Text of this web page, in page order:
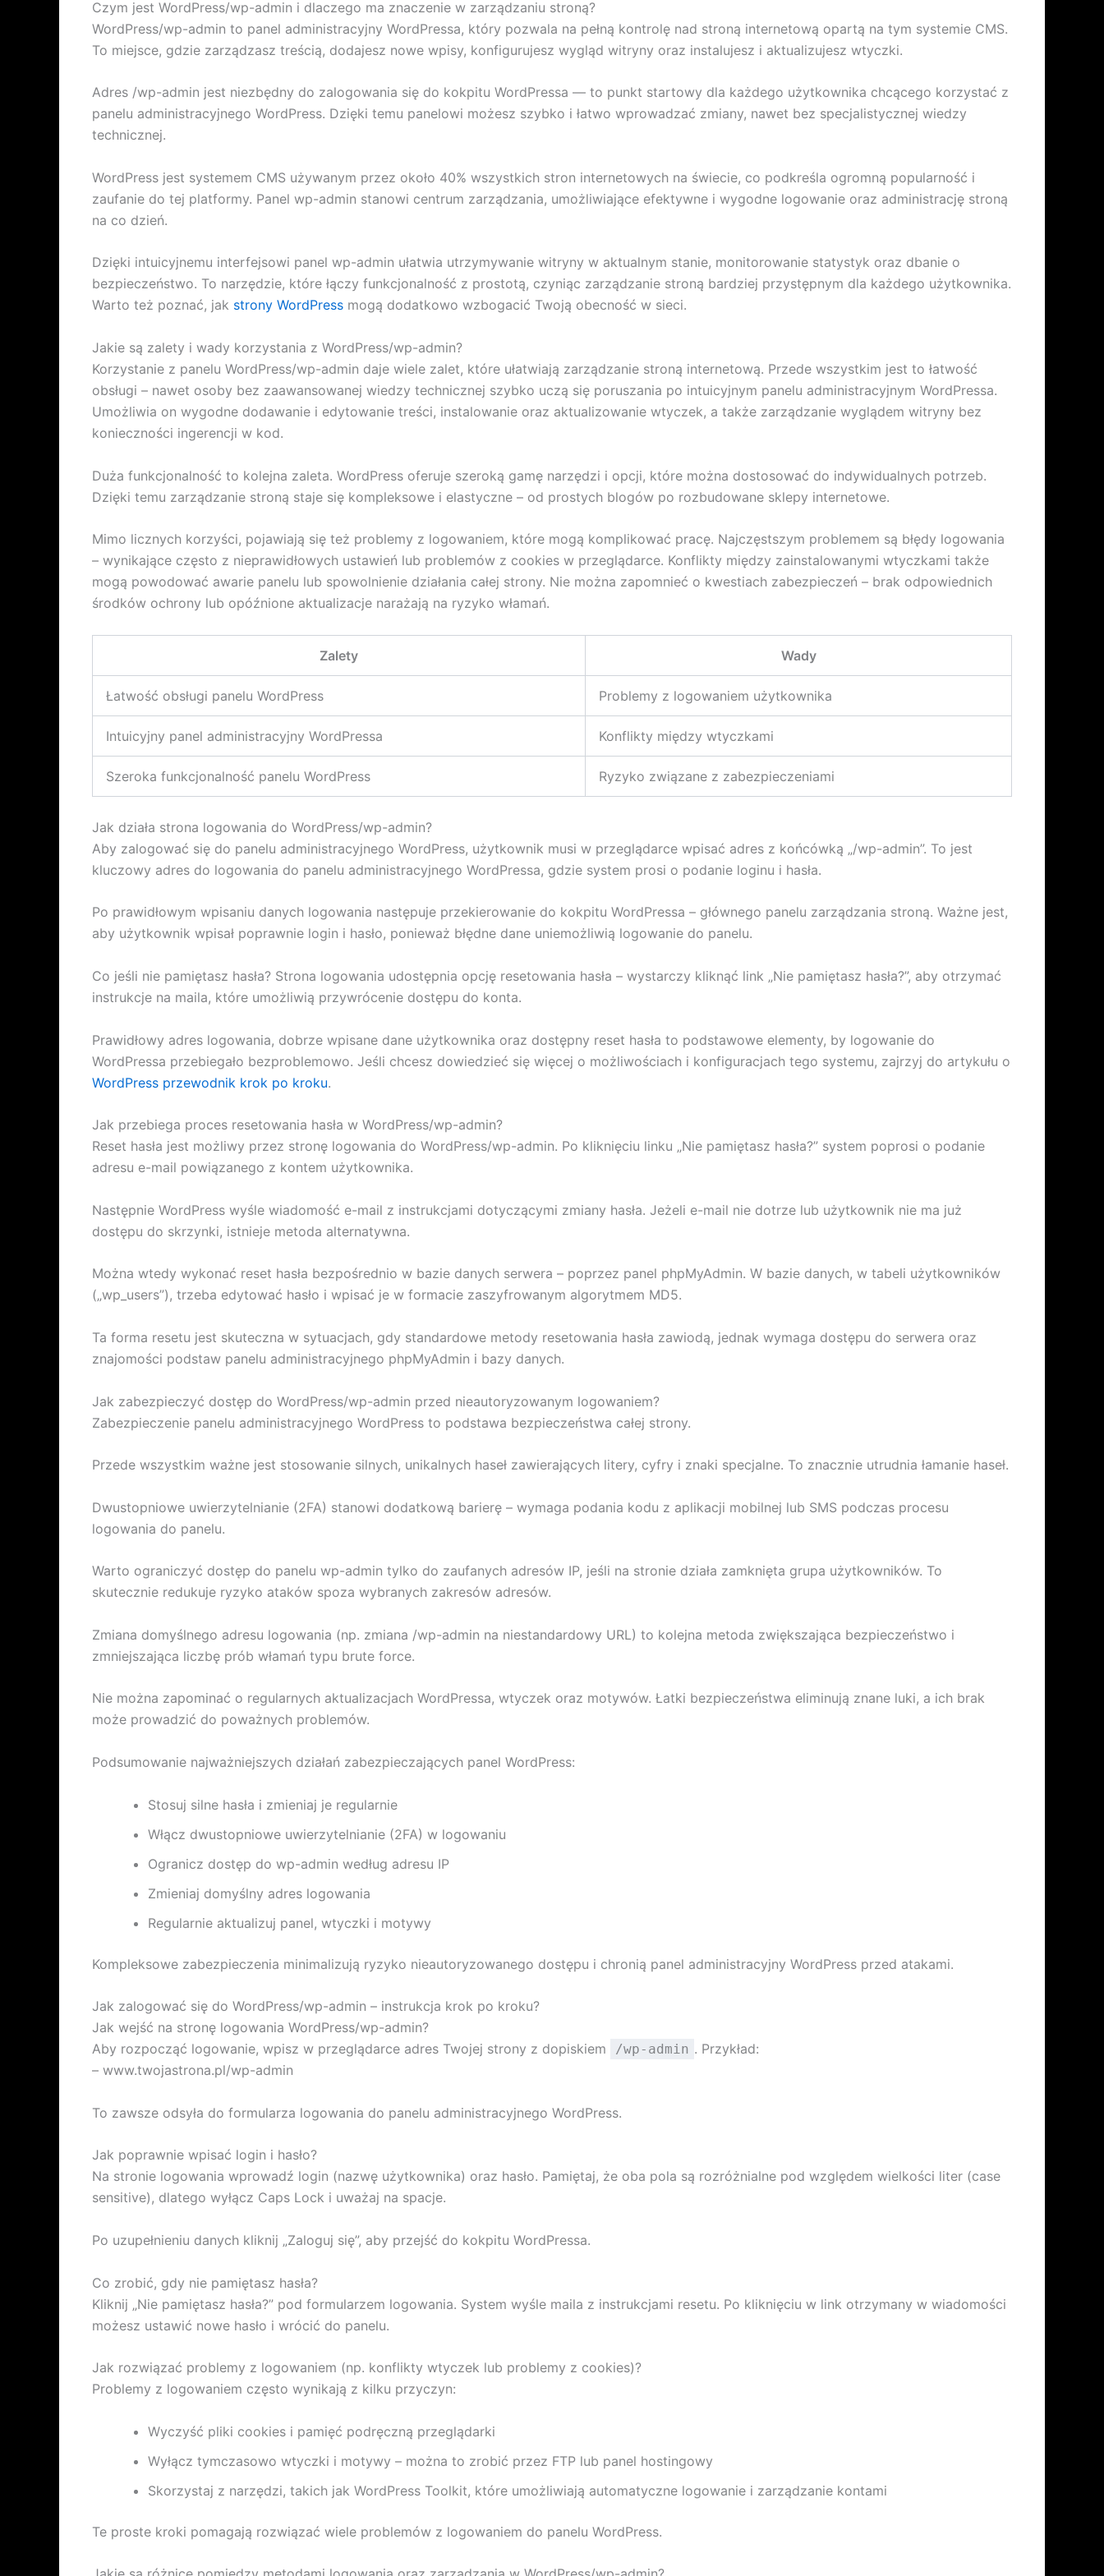
Czym jest WordPress/wp-admin i dlaczego ma znaczenie w zarządzaniu stroną?
WordPress/wp-admin to panel administracyjny WordPressa, który pozwala na pełną kontrolę nad stroną internetową opartą na tym systemie CMS.
To miejsce, gdzie zarządzasz treścią, dodajesz nowe wpisy, konfigurujesz wygląd witryny oraz instalujesz i aktualizujesz wtyczki.
Adres /wp-admin jest niezbędny do zalogowania się do kokpitu WordPressa — to punkt startowy dla każdego użytkownika chcącego korzystać z
panelu administracyjnego WordPress. Dzięki temu panelowi możesz szybko i łatwo wprowadzać zmiany, nawet bez specjalistycznej wiedzy
technicznej.
WordPress jest systemem CMS używanym przez około 40% wszystkich stron internetowych na świecie, co podkreśla ogromną popularność i
zaufanie do tej platformy. Panel wp-admin stanowi centrum zarządzania, umożliwiające efektywne i wygodne logowanie oraz administrację stroną
na co dzień.
Dzięki intuicyjnemu interfejsowi panel wp-admin ułatwia utrzymywanie witryny w aktualnym stanie, monitorowanie statystyk oraz dbanie o
bezpieczeństwo. To narzędzie, które łączy funkcjonalność z prostotą, czyniąc zarządzanie stroną bardziej przystępnym dla każdego użytkownika.
Warto też poznać, jak strony WordPress mogą dodatkowo wzbogacić Twoją obecność w sieci.
Jakie są zalety i wady korzystania z WordPress/wp-admin?
Korzystanie z panelu WordPress/wp-admin daje wiele zalet, które ułatwiają zarządzanie stroną internetową. Przede wszystkim jest to łatwość
obsługi – nawet osoby bez zaawansowanej wiedzy technicznej szybko uczą się poruszania po intuicyjnym panelu administracyjnym WordPressa.
Umożliwia on wygodne dodawanie i edytowanie treści, instalowanie oraz aktualizowanie wtyczek, a także zarządzanie wyglądem witryny bez
konieczności ingerencji w kod.
Duża funkcjonalność to kolejna zaleta. WordPress oferuje szeroką gamę narzędzi i opcji, które można dostosować do indywidualnych potrzeb.
Dzięki temu zarządzanie stroną staje się kompleksowe i elastyczne – od prostych blogów po rozbudowane sklepy internetowe.
Mimo licznych korzyści, pojawiają się też problemy z logowaniem, które mogą komplikować pracę. Najczęstszym problemem są błędy logowania
– wynikające często z nieprawidłowych ustawień lub problemów z cookies w przeglądarce. Konflikty między zainstalowanymi wtyczkami także
mogą powodować awarie panelu lub spowolnienie działania całej strony. Nie można zapomnieć o kwestiach zabezpieczeń – brak odpowiednich
środków ochrony lub opóźnione aktualizacje narażają na ryzyko włamań.
Zalety Wady
Łatwość obsługi panelu WordPress Problemy z logowaniem użytkownika
Intuicyjny panel administracyjny WordPressa Konflikty między wtyczkami
Szeroka funkcjonalność panelu WordPress Ryzyko związane z zabezpieczeniami
Jak działa strona logowania do WordPress/wp-admin?
Aby zalogować się do panelu administracyjnego WordPress, użytkownik musi w przeglądarce wpisać adres z końcówką „/wp-admin”. To jest
kluczowy adres do logowania do panelu administracyjnego WordPressa, gdzie system prosi o podanie loginu i hasła.
Po prawidłowym wpisaniu danych logowania następuje przekierowanie do kokpitu WordPressa – głównego panelu zarządzania stroną. Ważne jest,
aby użytkownik wpisał poprawnie login i hasło, ponieważ błędne dane uniemożliwią logowanie do panelu.
Co jeśli nie pamiętasz hasła? Strona logowania udostępnia opcję resetowania hasła – wystarczy kliknąć link „Nie pamiętasz hasła?”, aby otrzymać
instrukcje na maila, które umożliwią przywrócenie dostępu do konta.
Prawidłowy adres logowania, dobrze wpisane dane użytkownika oraz dostępny reset hasła to podstawowe elementy, by logowanie do
WordPressa przebiegało bezproblemowo. Jeśli chcesz dowiedzieć się więcej o możliwościach i konfiguracjach tego systemu, zajrzyj do artykułu o
WordPress przewodnik krok po kroku.
Jak przebiega proces resetowania hasła w WordPress/wp-admin?
Reset hasła jest możliwy przez stronę logowania do WordPress/wp-admin. Po kliknięciu linku „Nie pamiętasz hasła?” system poprosi o podanie
adresu e-mail powiązanego z kontem użytkownika.
Następnie WordPress wyśle wiadomość e-mail z instrukcjami dotyczącymi zmiany hasła. Jeżeli e-mail nie dotrze lub użytkownik nie ma już
dostępu do skrzynki, istnieje metoda alternatywna.
Można wtedy wykonać reset hasła bezpośrednio w bazie danych serwera – poprzez panel phpMyAdmin. W bazie danych, w tabeli użytkowników
(„wp_users”), trzeba edytować hasło i wpisać je w formacie zaszyfrowanym algorytmem MD5.
Ta forma resetu jest skuteczna w sytuacjach, gdy standardowe metody resetowania hasła zawiodą, jednak wymaga dostępu do serwera oraz
znajomości podstaw panelu administracyjnego phpMyAdmin i bazy danych.
Jak zabezpieczyć dostęp do WordPress/wp-admin przed nieautoryzowanym logowaniem?
Zabezpieczenie panelu administracyjnego WordPress to podstawa bezpieczeństwa całej strony.
Przede wszystkim ważne jest stosowanie silnych, unikalnych haseł zawierających litery, cyfry i znaki specjalne. To znacznie utrudnia łamanie haseł.
Dwustopniowe uwierzytelnianie (2FA) stanowi dodatkową barierę – wymaga podania kodu z aplikacji mobilnej lub SMS podczas procesu
logowania do panelu.
Warto ograniczyć dostęp do panelu wp-admin tylko do zaufanych adresów IP, jeśli na stronie działa zamknięta grupa użytkowników. To
skutecznie redukuje ryzyko ataków spoza wybranych zakresów adresów.
Zmiana domyślnego adresu logowania (np. zmiana /wp-admin na niestandardowy URL) to kolejna metoda zwiększająca bezpieczeństwo i
zmniejszająca liczbę prób włamań typu brute force.
Nie można zapominać o regularnych aktualizacjach WordPressa, wtyczek oraz motywów. Łatki bezpieczeństwa eliminują znane luki, a ich brak
może prowadzić do poważnych problemów.
Podsumowanie najważniejszych działań zabezpieczających panel WordPress:
Stosuj silne hasła i zmieniaj je regularnie
Włącz dwustopniowe uwierzytelnianie (2FA) w logowaniu
Ogranicz dostęp do wp-admin według adresu IP
Zmieniaj domyślny adres logowania
Regularnie aktualizuj panel, wtyczki i motywy
Kompleksowe zabezpieczenia minimalizują ryzyko nieautoryzowanego dostępu i chronią panel administracyjny WordPress przed atakami.
Jak zalogować się do WordPress/wp-admin – instrukcja krok po kroku?
Jak wejść na stronę logowania WordPress/wp-admin?
Aby rozpocząć logowanie, wpisz w przeglądarce adres Twojej strony z dopiskiem
/wp-admin . Przykład:
– www.twojastrona.pl/wp-admin
To zawsze odsyła do formularza logowania do panelu administracyjnego WordPress.
Jak poprawnie wpisać login i hasło?
Na stronie logowania wprowadź login (nazwę użytkownika) oraz hasło. Pamiętaj, że oba pola są rozróżnialne pod względem wielkości liter (case
sensitive), dlatego wyłącz Caps Lock i uważaj na spacje.
Po uzupełnieniu danych kliknij „Zaloguj się”, aby przejść do kokpitu WordPressa.
Co zrobić, gdy nie pamiętasz hasła?
Kliknij „Nie pamiętasz hasła?” pod formularzem logowania. System wyśle maila z instrukcjami resetu. Po kliknięciu w link otrzymany w wiadomości
możesz ustawić nowe hasło i wrócić do panelu.
Jak rozwiązać problemy z logowaniem (np. konflikty wtyczek lub problemy z cookies)?
Problemy z logowaniem często wynikają z kilku przyczyn:
Wyczyść pliki cookies i pamięć podręczną przeglądarki
Wyłącz tymczasowo wtyczki i motywy – można to zrobić przez FTP lub panel hostingowy
Skorzystaj z narzędzi, takich jak WordPress Toolkit, które umożliwiają automatyczne logowanie i zarządzanie kontami
Te proste kroki pomagają rozwiązać wiele problemów z logowaniem do panelu WordPress.